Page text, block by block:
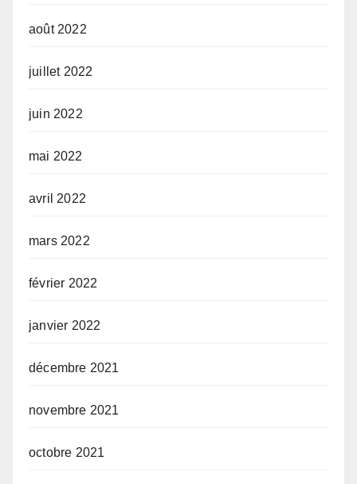
août 2022
juillet 2022
juin 2022
mai 2022
avril 2022
mars 2022
février 2022
janvier 2022
décembre 2021
novembre 2021
octobre 2021